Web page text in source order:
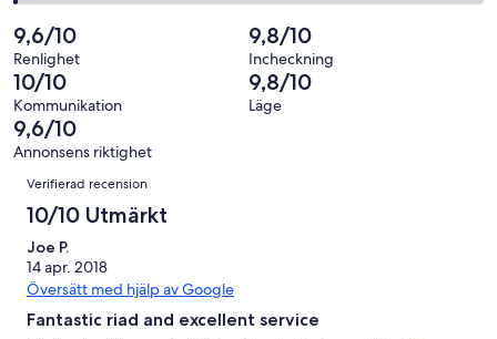
recensioner
73
recensioner
3
av
73
recensioner
betyg.
1
av
73
recensioner
Väldigt
dåligt
i
betyg.
1
av
recensioner
9,6/10
Renlighet
9,8/10
Incheckning
10/10
Kommunikation
9,8/10
Läge
9,6/10
Annonsens riktighet
Recensioner
Verifierad recension
10/10 Utmärkt
Joe P.
14 apr. 2018
Översätt med hjälp av Google
Fantastic riad and excellent service